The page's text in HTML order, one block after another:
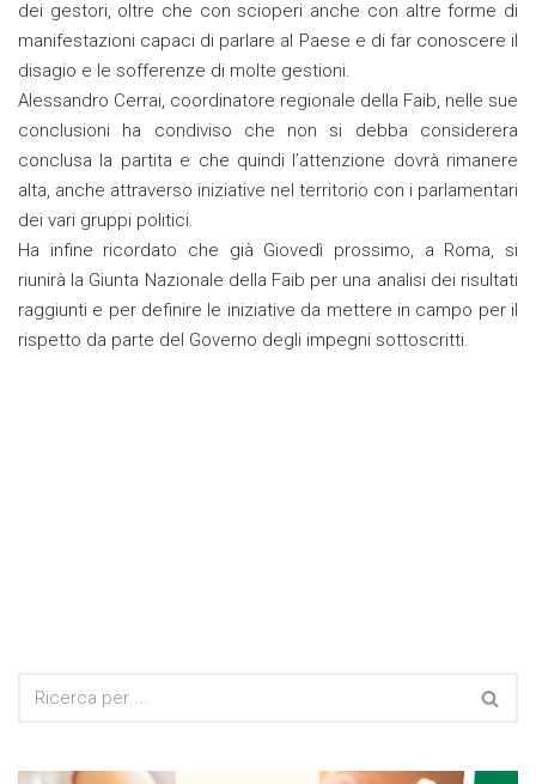
dei gestori, oltre che con scioperi anche con altre forme di
manifestazioni capaci di parlare al Paese e di far conoscere il
disagio e le sofferenze di molte gestioni.
Alessandro Cerrai, coordinatore regionale della Faib, nelle sue
conclusioni ha condiviso che non si debba considerera
conclusa la partita e che quindi l’attenzione dovrà rimanere
alta, anche attraverso iniziative nel territorio con i parlamentari
dei vari gruppi politici.
Ha infine ricordato che già Giovedì prossimo, a Roma, si
riunirà la Giunta Nazionale della Faib per una analisi dei risultati
raggiunti e per definire le iniziative da mettere in campo per il
rispetto da parte del Governo degli impegni sottoscritti.